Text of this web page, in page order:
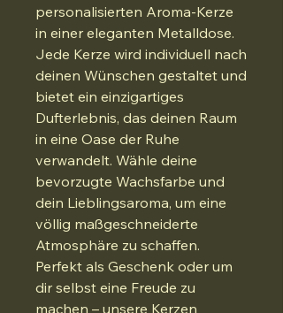
personalisierten Aroma-Kerze
in einer eleganten Metalldose.
Jede Kerze wird individuell nach
deinen Wünschen gestaltet und
bietet ein einzigartiges
Dufterlebnis, das deinen Raum
in eine Oase der Ruhe
verwandelt. Wähle deine
bevorzugte Wachsfarbe und
dein Lieblingsaroma, um eine
völlig maßgeschneiderte
Atmosphäre zu schaffen.
Perfekt als Geschenk oder um
dir selbst eine Freude zu
machen – unsere Kerzen